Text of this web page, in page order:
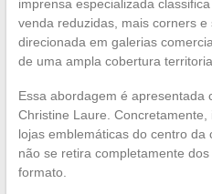
imprensa especializada
venda reduzidas, mais corners
direcionada em galerias
de uma ampla cobertura
Essa abordagem é apresentada
Christine Laure.
lojas emblemáticas do centro
não se retira completamente
formato.